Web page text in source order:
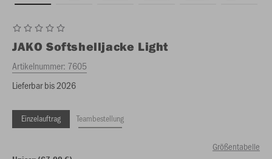
JAKO Softshelljacke Light
Artikelnummer: 7605
Lieferbar bis 2026
Einzelauftrag Teambestellung
Größentabelle